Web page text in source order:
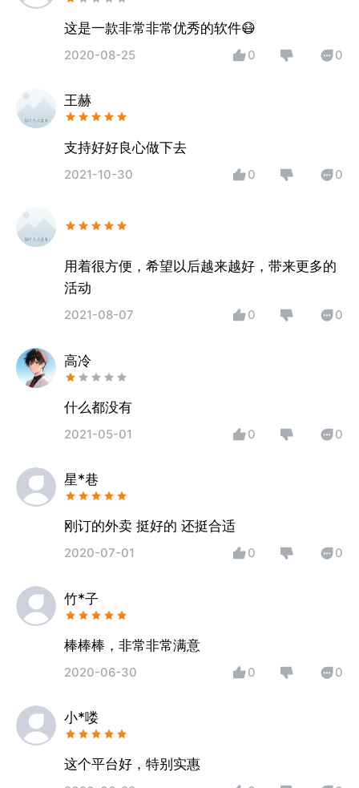
这是一款非常非常优秀的软件😷
2020-08-25 0 0
王赫
支持好好良心做下去
2021-10-30 0 0
用着很方便，希望以后越来越好，带来更多的
活动
2021-08-07 0 0
高冷
什么都没有
2021-05-01 0 0
星*巷
刚订的外卖 挺好的 还挺合适
2020-07-01 0 0
竹*子
棒棒棒，非常非常满意
2020-06-30 0 0
小*喽
这个平台好，特别实惠